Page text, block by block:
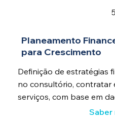
5
Planeamento
para Crescimento
Definição de estratégias
no consultório, contratar
serviços, com base em
Saber